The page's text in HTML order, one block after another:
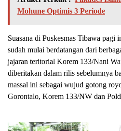
Mohune Optimis 3 Periode
Suasana di Puskesmas Tibawa pagi
sudah mulai berdatangan dari
jajaran teritorial Korem 133/Nani
diberitakan dalam rilis sebelumnya
massal ini sebagai wujud gotong
Gorontalo, Korem 133/NW dan